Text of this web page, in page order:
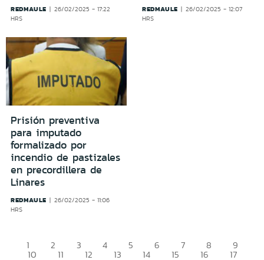
REDMAULE
26/02/2025 - 17:22
HRS
REDMAULE
26/02/2025 - 12:07
HRS
Prisión preventiva
para imputado
formalizado por
incendio de pastizales
en precordillera de
Linares
REDMAULE
26/02/2025 - 11:06
HRS
1 2 3 4 5 6 7 8 9
10 11 12 13 14 15 16 17